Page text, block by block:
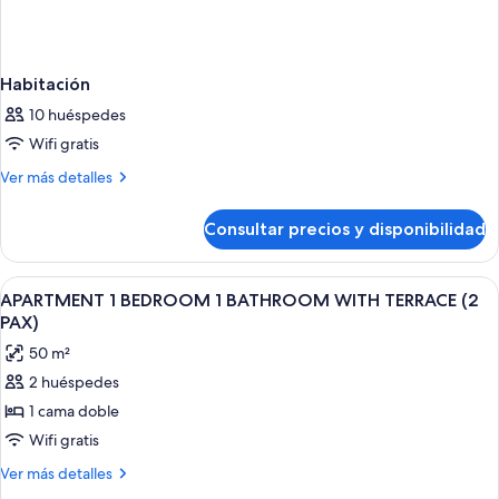
Habitación
10 huéspedes
Wifi gratis
Ver más detalles
Más
Consultar precios y disponibilidad
Abrir
todas
las
fotos
de
APARTMENT
1
BEDROOM
2 dormitorios, colchones con
7
APARTMENT 1 BEDROOM 1 BATHROOM WITH TERRACE (2
PAX)
50 m²
2 huéspedes
1 cama doble
Wifi gratis
Ver más detalles
Más